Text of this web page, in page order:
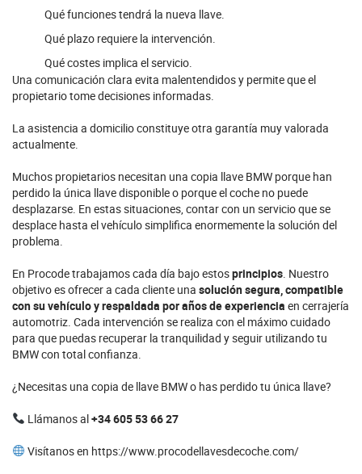
Qué funciones tendrá la nueva llave.
Qué plazo requiere la intervención.
Qué costes implica el servicio.
Una comunicación clara evita malentendidos y permite que el
propietario tome decisiones informadas.
La asistencia a domicilio constituye otra garantía muy valorada
actualmente.
Muchos propietarios necesitan una copia llave BMW porque han
perdido la única llave disponible o porque el coche no puede
desplazarse. En estas situaciones, contar con un servicio que se
desplace hasta el vehículo simplifica enormemente la solución del
problema.
En Procode trabajamos cada día bajo estosprincipios. Nuestro
objetivo es ofrecer a cada cliente una solución segura, compatible
con su vehículo y respaldada por años de experiencia en cerrajería
automotriz. Cada intervención se realiza con el máximo cuidado
para que puedas recuperar la tranquilidad y seguir utilizando tu
BMW con total confianza.
¿Necesitas una copia de llave BMW o has perdido tu única llave?
Llámanos al+34 605 53 66 27
Visítanos en https://www.procodellavesdecoche.com/